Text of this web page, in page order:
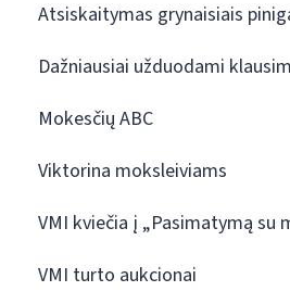
Atsiskaitymas grynaisiais
Dažniausiai užduodami
Mokesčių ABC
Viktorina moksleiviams
VMI kviečia į „Pasimatymą su
VMI turto aukcionai